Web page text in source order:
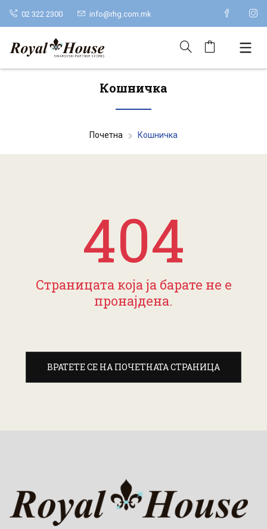
02 322 2300 info@rhg.com.mk
Кошничка
Почетна Кошничка
404
Страницата која ја барате не е
пронајдена.
ВРАТЕТЕ СЕ НА ПОЧЕТНАТА СТРАНИЦА